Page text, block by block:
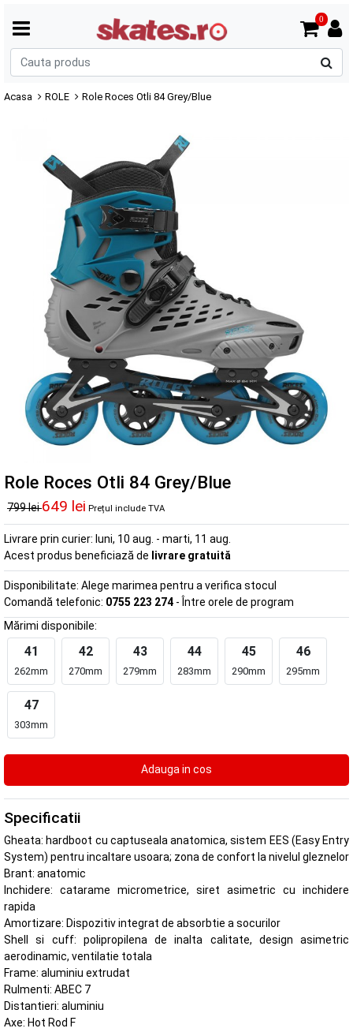
0
Acasa ROLE Role Roces Otli 84 Grey/Blue
Role Roces Otli 84 Grey/Blue
799 lei649 lei Prețul include TVA
Livrare prin curier: luni, 10 aug. - marti, 11 aug.
Acest produs beneficiază de livrare gratuită
Disponibilitate: Alege marimea pentru a verifica stocul
Comandă telefonic: 0755 223 274 - Între orele de program
Mărimi disponibile:
41
262mm
42
270mm
43
279mm
44
283mm
45
290mm
46
295mm
47
303mm
Specificatii
Gheata: hardboot cu captuseala anatomica, sistem EES (Easy Entry
System) pentru incaltare usoara; zona de confort la nivelul gleznelor
Brant: anatomic
Inchidere: catarame micrometrice, siret asimetric cu inchidere
rapida
Amortizare: Dispozitiv integrat de absorbtie a socurilor
Shell si cuff: polipropilena de inalta calitate, design asimetric
aerodinamic, ventilatie totala
Frame: aluminiu extrudat
Rulmenti: ABEC 7
Distantieri: aluminiu
Axe: Hot Rod F